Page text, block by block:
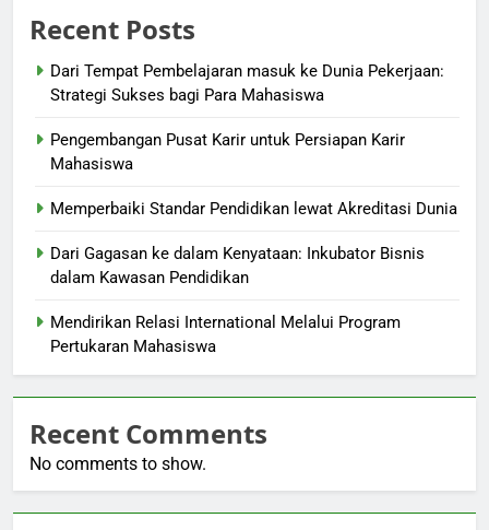
Recent Posts
Dari Tempat Pembelajaran masuk ke Dunia Pekerjaan:
Strategi Sukses bagi Para Mahasiswa
Pengembangan Pusat Karir untuk Persiapan Karir
Mahasiswa
Memperbaiki Standar Pendidikan lewat Akreditasi Dunia
Dari Gagasan ke dalam Kenyataan: Inkubator Bisnis
dalam Kawasan Pendidikan
Mendirikan Relasi International Melalui Program
Pertukaran Mahasiswa
Recent Comments
No comments to show.